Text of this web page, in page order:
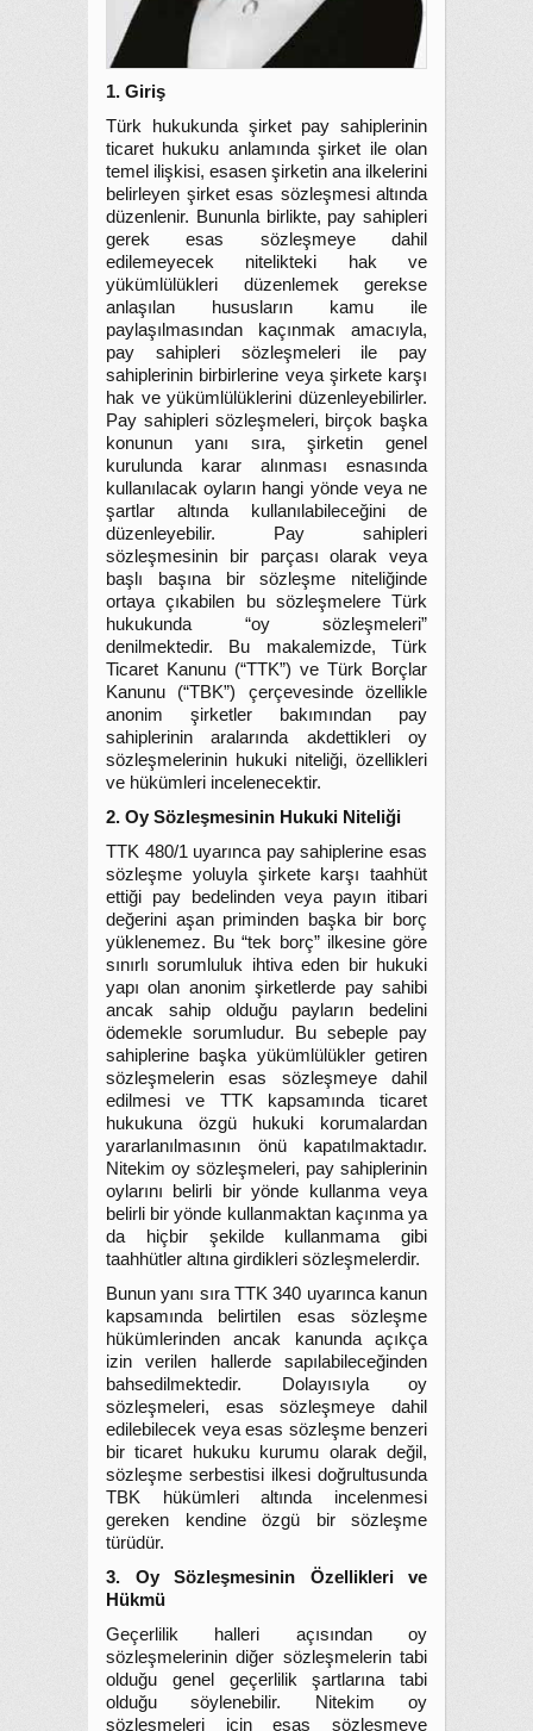
1. Giriş
Türk hukukunda şirket pay sahiplerinin
ticaret hukuku anlamında şirket ile olan
temel ilişkisi, esasen şirketin ana ilkelerini
belirleyen şirket esas sözleşmesi altında
düzenlenir. Bununla birlikte, pay sahipleri
gerek esas sözleşmeye dahil
edilemeyecek nitelikteki hak ve
yükümlülükleri düzenlemek gerekse
anlaşılan hususların kamu ile
paylaşılmasından kaçınmak amacıyla,
pay sahipleri sözleşmeleri ile pay
sahiplerinin birbirlerine veya şirkete karşı
hak ve yükümlülüklerini düzenleyebilirler.
Pay sahipleri sözleşmeleri, birçok başka
konunun yanı sıra, şirketin genel
kurulunda karar alınması esnasında
kullanılacak oyların hangi yönde veya ne
şartlar altında kullanılabileceğini de
düzenleyebilir.
Pay sahipleri
sözleşmesinin bir parçası olarak veya
başlı başına bir sözleşme niteliğinde
ortaya çıkabilen bu sözleşmelere Türk
hukukunda “oy sözleşmeleri”
denilmektedir. Bu makalemizde, Türk
Ticaret Kanunu (“TTK”) ve Türk Borçlar
Kanunu (“TBK”) çerçevesinde özellikle
anonim şirketler bakımından pay
sahiplerinin aralarında akdettikleri oy
sözleşmelerinin hukuki niteliği, özellikleri
ve hükümleri incelenecektir.
2. Oy Sözleşmesinin Hukuki Niteliği
TTK 480/1 uyarınca pay sahiplerine esas
sözleşme yoluyla şirkete karşı taahhüt
ettiği pay bedelinden veya payın itibari
değerini aşan priminden başka bir borç
yüklenemez. Bu “tek borç” ilkesine göre
sınırlı sorumluluk ihtiva eden bir hukuki
yapı olan anonim şirketlerde pay sahibi
ancak sahip olduğu payların bedelini
ödemekle sorumludur. Bu sebeple pay
sahiplerine başka yükümlülükler getiren
sözleşmelerin esas sözleşmeye dahil
edilmesi ve TTK kapsamında ticaret
hukukuna özgü hukuki korumalardan
yararlanılmasının önü kapatılmaktadır.
Nitekim oy sözleşmeleri, pay sahiplerinin
oylarını belirli bir yönde kullanma veya
belirli bir yönde kullanmaktan kaçınma ya
da hiçbir şekilde kullanmama gibi
taahhütler altına girdikleri sözleşmelerdir.
Bunun yanı sıra TTK 340 uyarınca kanun
kapsamında belirtilen esas sözleşme
hükümlerinden ancak kanunda açıkça
izin verilen hallerde sapılabileceğinden
bahsedilmektedir. Dolayısıyla oy
sözleşmeleri, esas sözleşmeye dahil
edilebilecek veya esas sözleşme benzeri
bir ticaret hukuku kurumu olarak değil,
sözleşme serbestisi ilkesi doğrultusunda
TBK hükümleri altında incelenmesi
gereken kendine özgü bir sözleşme
türüdür.
3. Oy Sözleşmesinin Özellikleri ve
Hükmü
Geçerlilik halleri açısından oy
sözleşmelerinin diğer sözleşmelerin tabi
olduğu genel geçerlilik şartlarına tabi
olduğu söylenebilir. Nitekim oy
sözleşmeleri için esas sözleşmeye